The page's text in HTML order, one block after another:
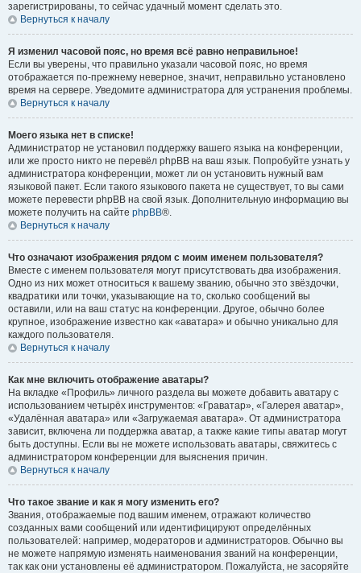
зарегистрированы, то сейчас удачный момент сделать это.
Вернуться к началу
Я изменил часовой пояс, но время всё равно неправильное!
Если вы уверены, что правильно указали часовой пояс, но время
отображается по-прежнему неверное, значит, неправильно установлено
время на сервере. Уведомите администратора для устранения проблемы.
Вернуться к началу
Моего языка нет в списке!
Администратор не установил поддержку вашего языка на конференции,
или же просто никто не перевёл phpBB на ваш язык. Попробуйте узнать у
администратора конференции, может ли он установить нужный вам
языковой пакет. Если такого языкового пакета не существует, то вы сами
можете перевести phpBB на свой язык. Дополнительную информацию вы
можете получить на сайте phpBB®.
Вернуться к началу
Что означают изображения рядом с моим именем пользователя?
Вместе с именем пользователя могут присутствовать два изображения.
Одно из них может относиться к вашему званию, обычно это звёздочки,
квадратики или точки, указывающие на то, сколько сообщений вы
оставили, или на ваш статус на конференции. Другое, обычно более
крупное, изображение известно как «аватара» и обычно уникально для
каждого пользователя.
Вернуться к началу
Как мне включить отображение аватары?
На вкладке «Профиль» личного раздела вы можете добавить аватару с
использованием четырёх инструментов: «Граватар», «Галерея аватар»,
«Удалённая аватара» или «Загружаемая аватара». От администратора
зависит, включена ли поддержка аватар, а также какие типы аватар могут
быть доступны. Если вы не можете использовать аватары, свяжитесь с
администратором конференции для выяснения причин.
Вернуться к началу
Что такое звание и как я могу изменить его?
Звания, отображаемые под вашим именем, отражают количество
созданных вами сообщений или идентифицируют определённых
пользователей: например, модераторов и администраторов. Обычно вы
не можете напрямую изменять наименования званий на конференции,
так как они установлены её администратором. Пожалуйста, не засоряйте